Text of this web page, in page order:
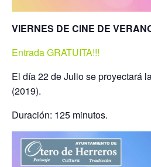
VIERNES DE CINE DE
Entrada GRATUITA!!!
El día 22 de Julio se proyectará
(2019).
Duración: 125 minutos.